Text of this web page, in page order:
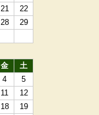
21
22
28
29
金
土
4
5
11
12
18
19